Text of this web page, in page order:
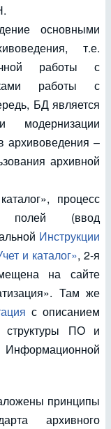
основными
т.е.
работы с
работы с
БД является
модернизации
архивоведения –
архивной
процесс
полей (ввод
Инструкции
и каталог», 2-я
на сайте
Там же
с описанием
структуры ПО и
принципы
архивного